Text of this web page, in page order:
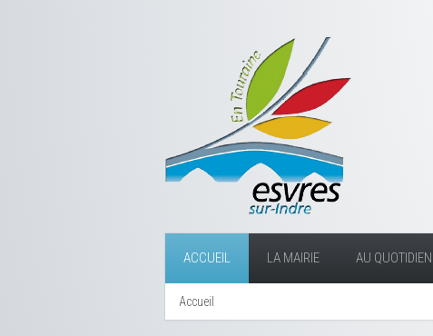
ACCUEIL LA MAIRIE AU QUOTIDIEN
Accueil